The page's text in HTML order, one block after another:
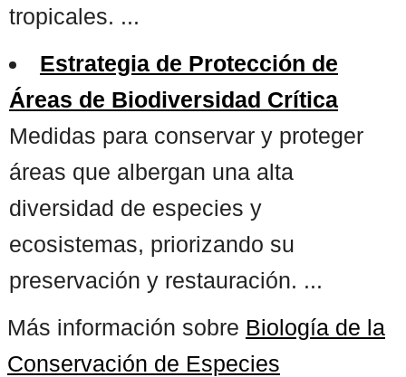
tropicales. ...
Estrategia de Protección de
Áreas de Biodiversidad Crítica
Medidas para conservar y proteger
áreas que albergan una alta
diversidad de especies y
ecosistemas, priorizando su
preservación y restauración. ...
Más información sobre Biología de la
Conservación de Especies